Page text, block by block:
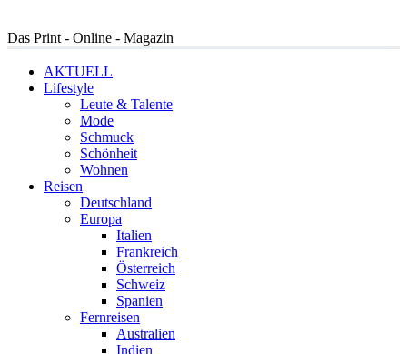
Das Print - Online - Magazin
AKTUELL
Lifestyle
Leute & Talente
Mode
Schmuck
Schönheit
Wohnen
Reisen
Deutschland
Europa
Italien
Frankreich
Österreich
Schweiz
Spanien
Fernreisen
Australien
Indien